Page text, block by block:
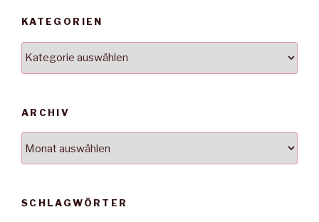
KATEGORIEN
ARCHIV
SCHLAGWÖRTER